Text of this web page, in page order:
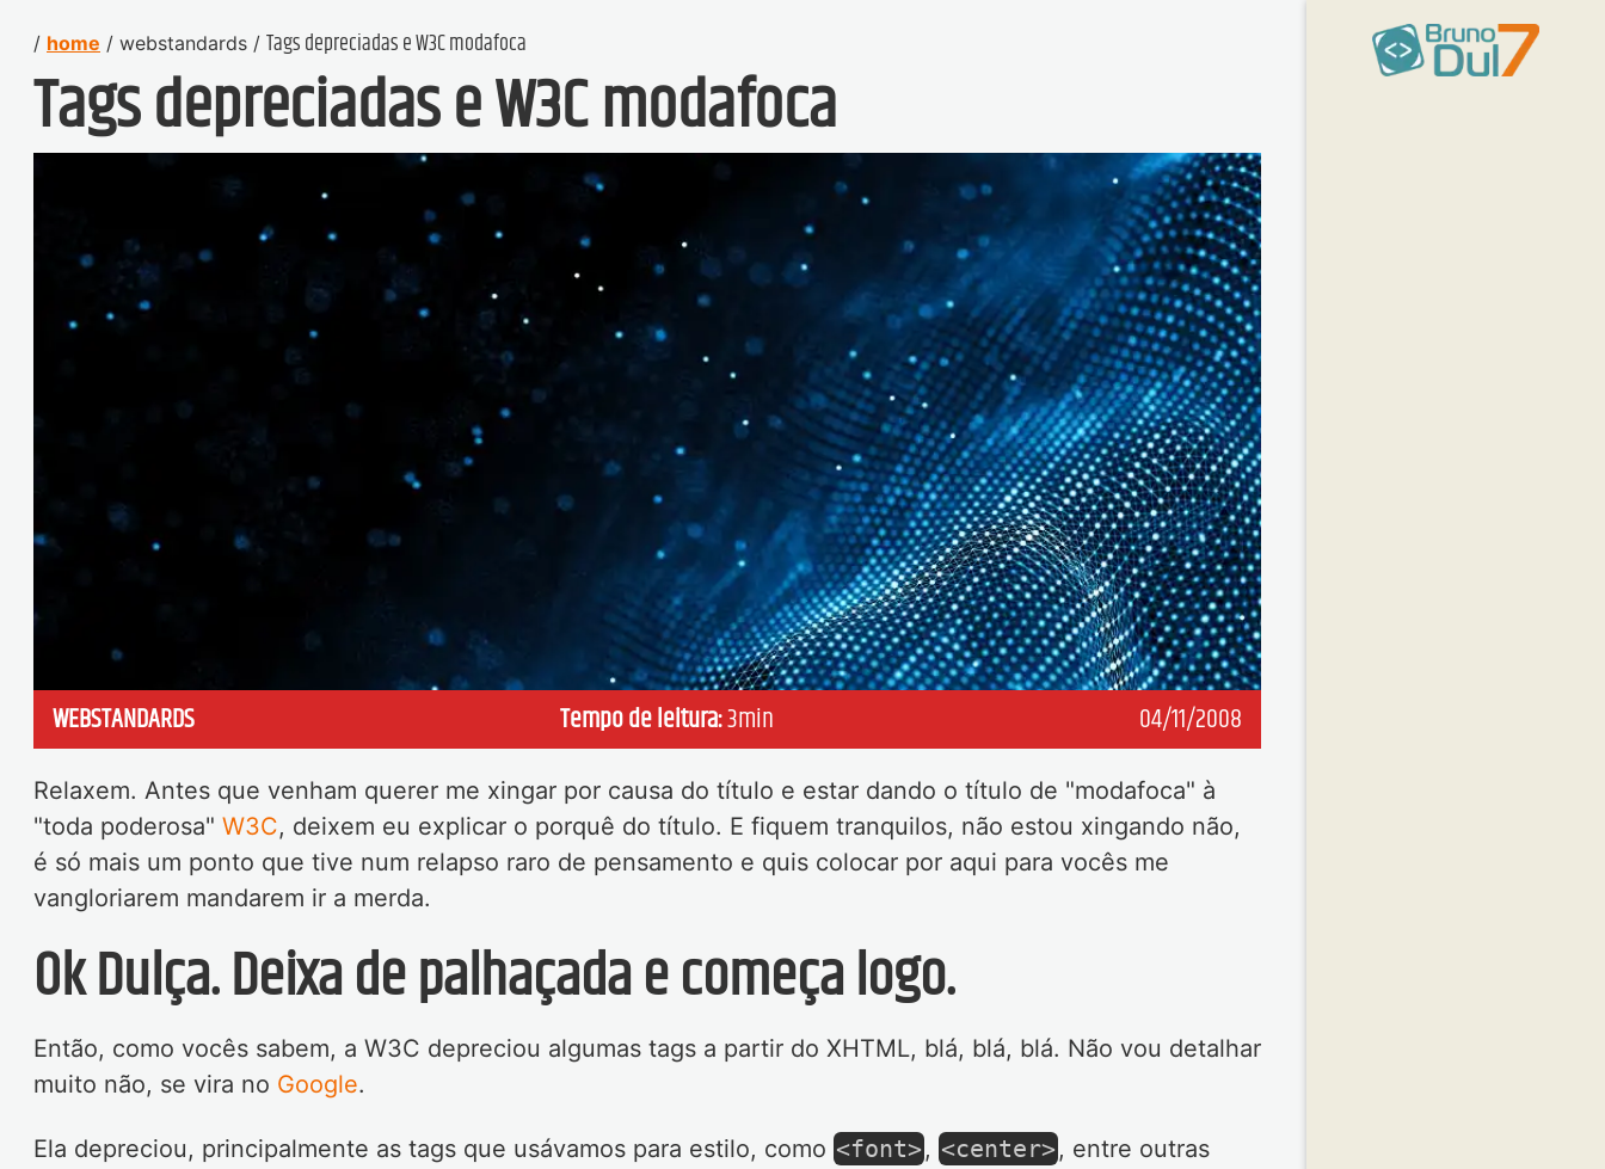
share
/ home / webstandards / Tags depreciadas e W3C modafoca
Tags depreciadas e W3C modafoca
WEBSTANDARDS Tempo de leitura:3min 04/11/2008
Relaxem. Antes que venham querer me xingar por causa do título e estar dando o título de "modafoca" à
"toda poderosa" W3C, deixem eu explicar o porquê do título. E fiquem tranquilos, não estou xingando não,
é só mais um ponto que tive num relapso raro de pensamento e quis colocar por aqui para vocês me
vangloriarem mandarem ir a merda.
Ok Dulça. Deixa de palhaçada e começa logo.
Então, como vocês sabem, a W3C depreciou algumas tags a partir do XHTML, blá, blá, blá. Não vou detalhar
muito não, se vira no Google.
Ela depreciou, principalmente as tags que usávamos para estilo, como <font>, <center>, entre outras